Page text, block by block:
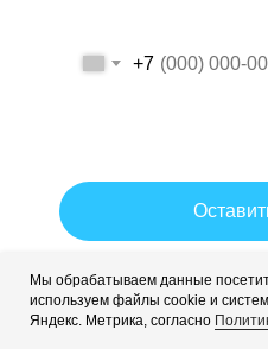
+7
Согласие на
Политика обработки
Мы обрабатываем данные
используем файлы cookie и
Яндекс. Метрика, согласно